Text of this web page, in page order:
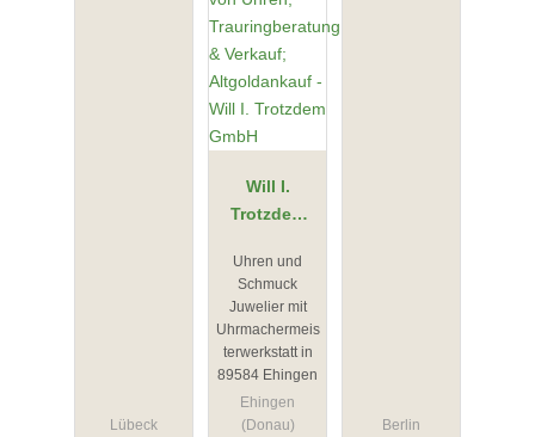
Lübeck
Will I.
Trotzdem
Uhren und
Schmuck
Juwelier mit
Uhrmachermeis
terwerkstatt in
89584 Ehingen
Ehingen
(Donau)
Berlin